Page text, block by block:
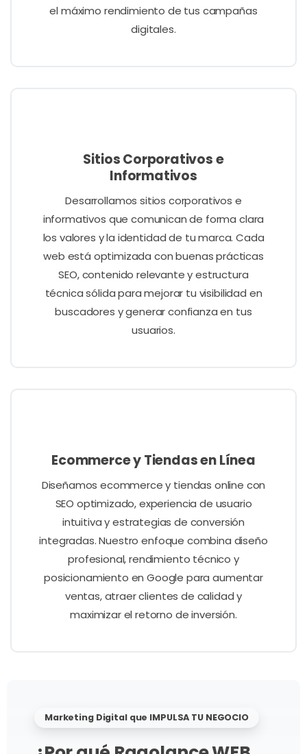
el máximo rendimiento de tus campañas
digitales.
Sitios Corporativos e
Informativos
Desarrollamos sitios corporativos e
informativos que comunican de forma clara
los valores y la identidad de tu marca. Cada
web está optimizada con buenas prácticas
SEO, contenido relevante y estructura
técnica sólida para mejorar tu visibilidad en
buscadores y generar confianza en tus
usuarios.
Ecommerce y Tiendas en Línea
Diseñamos ecommerce y tiendas online con
SEO optimizado, experiencia de usuario
intuitiva y estrategias de conversión
integradas. Nuestro enfoque combina diseño
profesional, rendimiento técnico y
posicionamiento en Google para aumentar
ventas, atraer clientes de calidad y
maximizar el retorno de inversión.
Marketing Digital que IMPULSA TU NEGOCIO